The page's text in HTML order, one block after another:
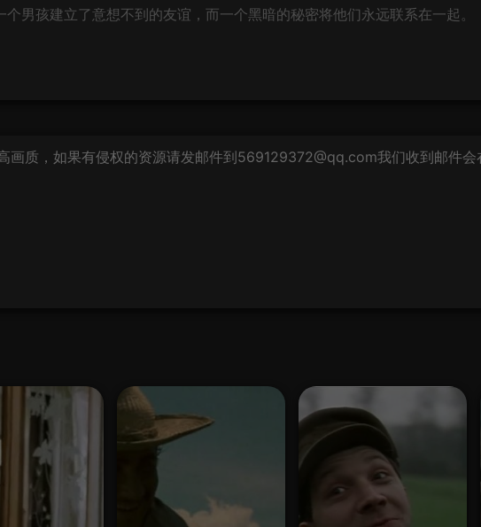
男孩建立了意想不到的友谊，而一个黑暗的秘密将他们永远联系在一起。
画质，如果有侵权的资源请发邮件到569129372@qq.com我们收到邮件会